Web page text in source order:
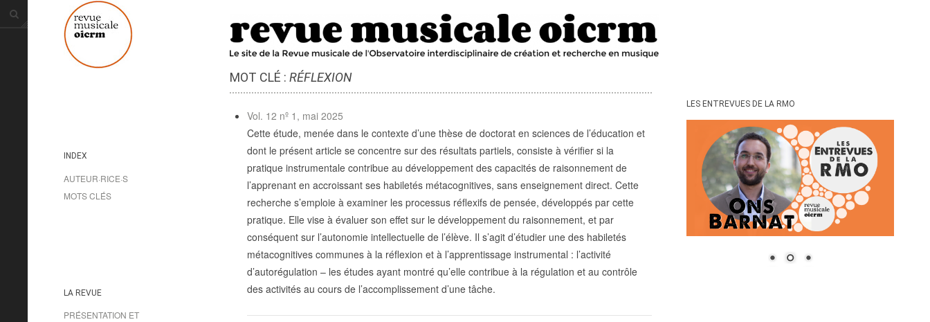
INDEX
AUTEUR·RICE·S
MOTS CLÉS
LA REVUE
PRÉSENTATION ET
MOT CLÉ : RÉFLEXION
Vol. 12 nº 1, mai 2025
Cette étude, menée dans le contexte d’une thèse de doctorat en sciences de l’éducation et
dont le présent article se concentre sur des résultats partiels, consiste à vérifier si la
pratique instrumentale contribue au développement des capacités de raisonnement de
l’apprenant en accroissant ses habiletés métacognitives, sans enseignement direct. Cette
recherche s’emploie à examiner les processus réflexifs de pensée, développés par cette
pratique. Elle vise à évaluer son effet sur le développement du raisonnement, et par
conséquent sur l’autonomie intellectuelle de l’élève. Il s’agit d’étudier une des habiletés
métacognitives communes à la réflexion et à l’apprentissage instrumental : l’activité
d’autorégulation – les études ayant montré qu’elle contribue à la régulation et au contrôle
des activités au cours de l’accomplissement d’une tâche.
LES ENTREVUES DE LA RMO